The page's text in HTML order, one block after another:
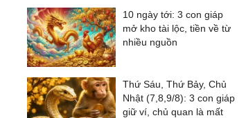
10 ngày tới: 3 con giáp
mở kho tài lộc, tiền về từ
nhiều nguồn
Thứ Sáu, Thứ Bảy, Chủ
Nhật (7,8,9/8): 3 con giáp
giữ ví, chủ quan là mất